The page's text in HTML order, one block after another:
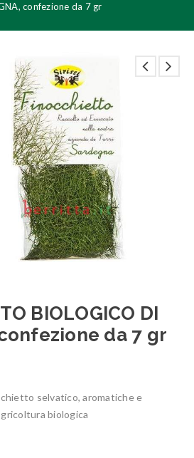
confezione da 7 gr
BIOLOGICO DI
da 7 gr
selvatico, aromatiche e
biologica